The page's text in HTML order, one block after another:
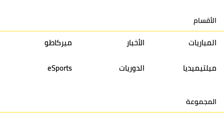
13 إتحاد تواركة 30
32
40
31
16 نادي أولمبيك آسفي 30
24
42
22
الأقسام
المباريات الأخبار
ميركاطو
ميلتيميديا
الدوريات eSports
المجموعة